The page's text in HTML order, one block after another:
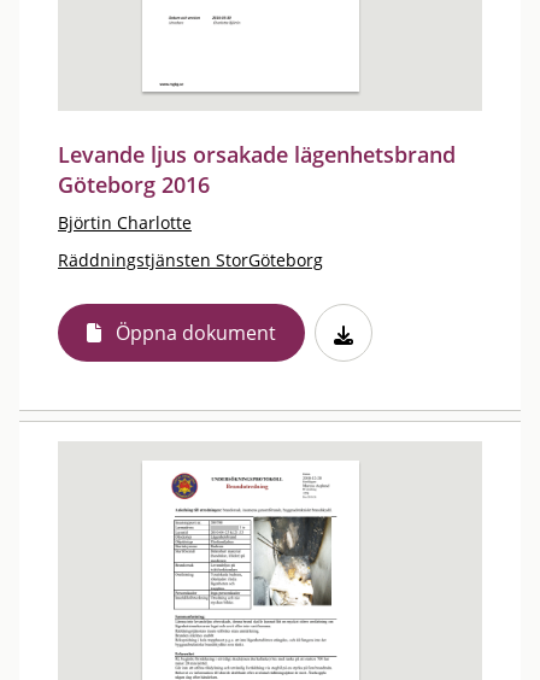
Levande ljus orsakade lägenhetsbrand
Göteborg 2016
Björtin Charlotte
Räddningstjänsten StorGöteborg
Öppna dokument